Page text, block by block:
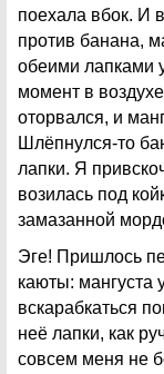
поехала вбок. И
против банана,
обеими лапками
момент в
оторвался, и
Шлёпнулся-то
лапки. Я
возилась под
замазанной
Эге! Пришлось
каюты: мангуста
вскарабкаться
неё лапки, как
совсем меня не